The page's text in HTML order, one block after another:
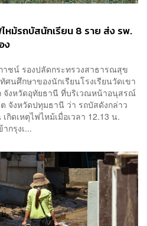
หม้รถบัสนักเรียน 8 ราย ส่ง รพ.
ง
ชน์ รองปลัดกระทรวงสาธารณสุข
นศึกษาของนักเรียนโรงเรียนวัดเขา
จังหวัดอุทัยธานี ที่บริเวณหน้าอนุสรณ์
จังหวัดปทุมธานี ว่า รถบัสดังกล่าว
ดเหตุไฟไหม้เมื่อเวลา 12.13 น.
กรุงเ...